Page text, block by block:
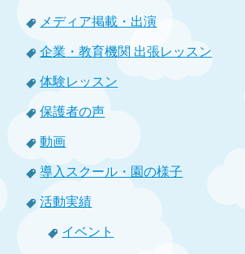
メディア掲載・出演
企業・教育機関 出張レッスン
体験レッスン
保護者の声
動画
導入スクール・園の様子
活動実績
イベント